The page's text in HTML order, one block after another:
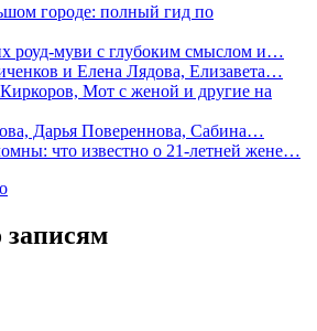
городе: полный гид по
роуд-муви с глубоким смыслом и…
и Елена Лядова, Елизавета…
Мот с женой и другие на
Дарья Повереннова, Сабина…
что известно о 21-летней жене…